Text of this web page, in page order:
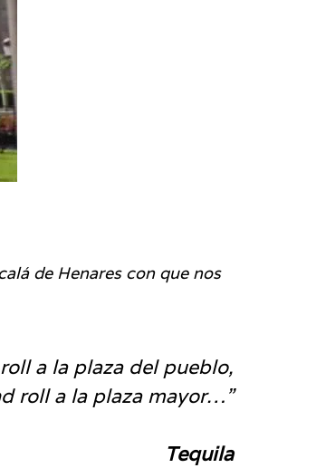
de Henares con que nos
a la plaza del pueblo,
roll a la plaza mayor…”
Tequila